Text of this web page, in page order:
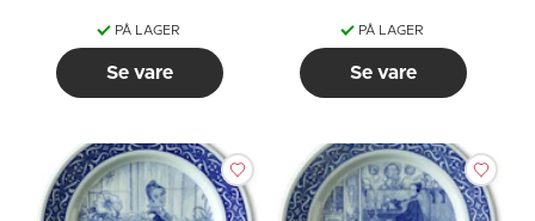
PÅ LAGER
Se vare
PÅ LAGER
Se vare